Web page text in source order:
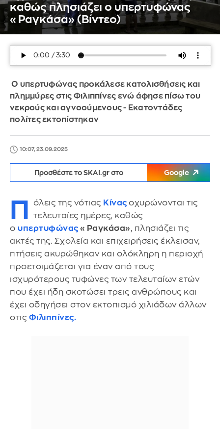
καθώς πλησιάζει ο υπερτυφώνας
«Ραγκάσα» (Βίντεο)
Ο υπερτυφώνας προκάλεσε κατολισθήσεις και
πλημμύρες στις Φιλιππίνες ενώ άφησε πίσω του
νεκρούς και αγνοούμενους - Εκατοντάδες
πολίτες εκτοπίστηκαν
10:07, 23.09.2025
Προσθέστε το SKAI.gr στο Google
Π όλεις της νότιας Κίνας οχυρώνονται τις
τελευταίες ημέρες, καθώς
ο υπερτυφώνας «Ραγκάσα», πλησιάζει τις
ακτές της. Σχολεία και επιχειρήσεις έκλεισαν,
πτήσεις ακυρώθηκαν και ολόκληρη η περιοχή
προετοιμάζεται για έναν από τους
ισχυρότερους τυφώνες των τελευταίων ετών
που έχει ήδη σκοτώσει τρεις ανθρώπους και
έχει οδηγήσει στον εκτοπισμό χιλιάδων άλλων
στις Φιλιππίνες.